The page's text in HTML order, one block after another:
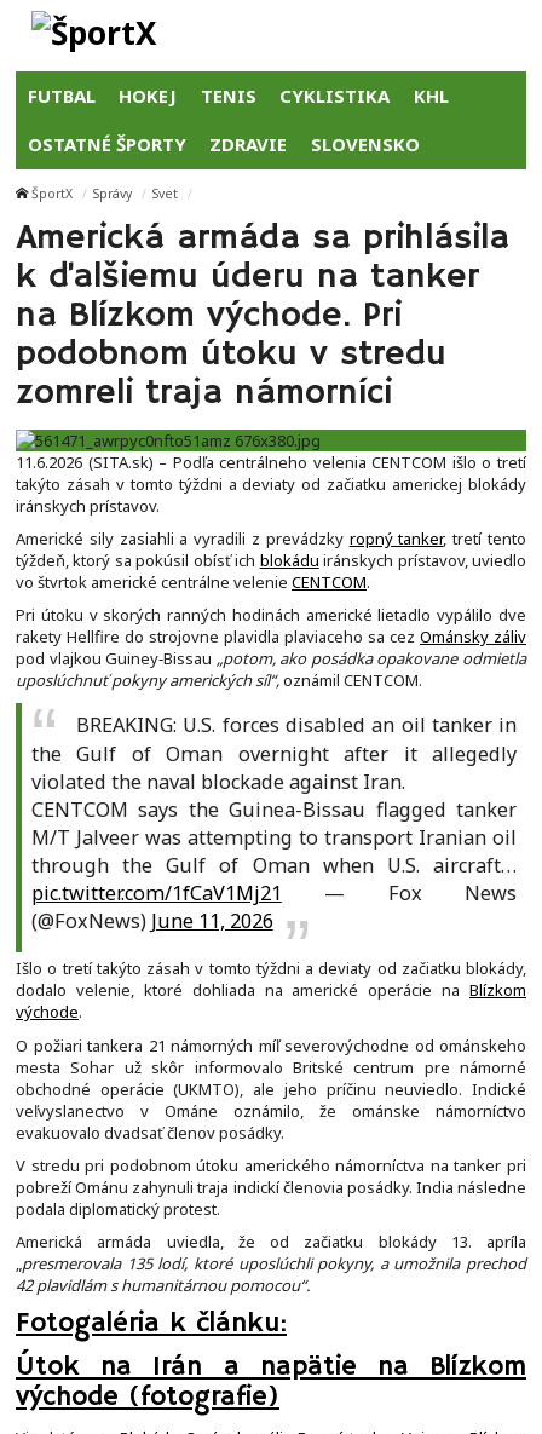
FUTBAL HOKEJ TENIS CYKLISTIKA KHL
OSTATNÉ ŠPORTY ZDRAVIE SLOVENSKO
ŠportX Správy Svet
Americká armáda sa prihlásila
k ďalšiemu úderu na tanker
na Blízkom východe. Pri
podobnom útoku v stredu
zomreli traja námorníci
11.6.2026 (SITA.sk) – Podľa centrálneho velenia CENTCOM išlo o tretí
takýto zásah v tomto týždni a deviaty od začiatku americkej blokády
iránskych prístavov.
Americké sily zasiahli a vyradili z prevádzky ropný tanker, tretí tento
týždeň, ktorý sa pokúsil obísť ich blokádu iránskych prístavov, uviedlo
vo štvrtok americké centrálne velenie CENTCOM.
Pri útoku v skorých ranných hodinách americké lietadlo vypálilo dve
rakety Hellfire do strojovne plavidla plaviaceho sa cez Ománsky záliv
pod vlajkou Guiney‑Bissau „potom, ako posádka opakovane odmietla
uposlúchnuť pokyny amerických síl“,oznámil CENTCOM.
BREAKING: U.S. forces disabled an oil tanker in
the Gulf of Oman overnight after it allegedly
violated the naval blockade against Iran.
CENTCOM says the Guinea-Bissau flagged tanker
M/T Jalveer was attempting to transport Iranian oil
through the Gulf of Oman when U.S. aircraft…
pic.twitter.com/1fCaV1Mj21
— Fox News
(@FoxNews) June 11, 2026
Išlo o tretí takýto zásah v tomto týždni a deviaty od začiatku blokády,
dodalo velenie, ktoré dohliada na americké operácie na Blízkom
východe.
O požiari tankera 21 námorných míľ severovýchodne od ománskeho
mesta Sohar už skôr informovalo Britské centrum pre námorné
obchodné operácie (UKMTO), ale jeho príčinu neuviedlo. Indické
veľvyslanectvo v Ománe oznámilo, že ománske námorníctvo
evakuovalo dvadsať členov posádky.
V stredu pri podobnom útoku amerického námorníctva na tanker pri
pobreží Ománu zahynuli traja indickí členovia posádky. India následne
podala diplomatický protest.
Americká armáda uviedla, že od začiatku blokády 13. apríla
„presmerovala 135 lodí, ktoré uposlúchli pokyny, a umožnila prechod
42 plavidlám s humanitárnou pomocou“.
Fotogaléria k článku:
Útok na Irán a napätie na Blízkom
východe (fotografie)